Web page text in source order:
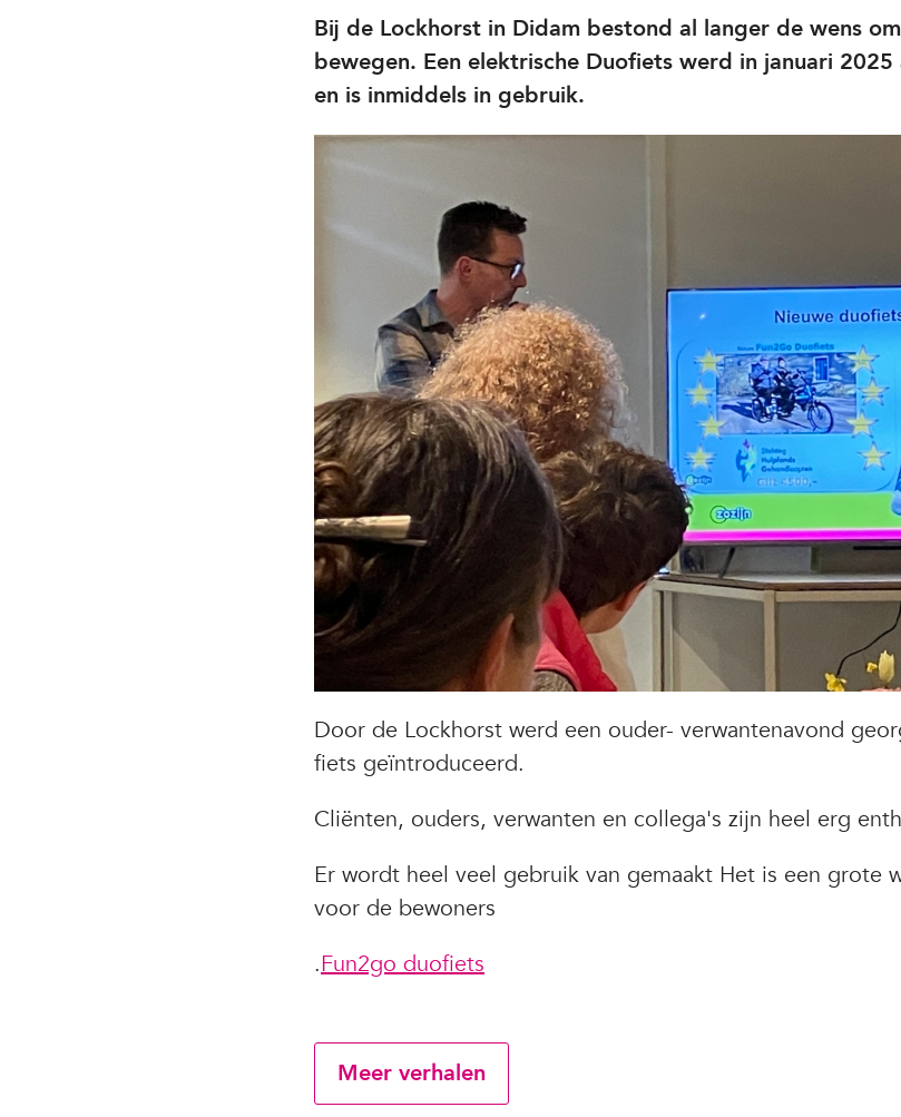
Bij de Lockhorst in Didam bestond al langer de wens
bewegen. Een elektrische Duofiets werd in januari
en is inmiddels in gebruik.
Door de Lockhorst werd een ouder- verwantenavond
fiets geïntroduceerd.
Cliënten, ouders, verwanten en collega's zijn heel erg
Er wordt heel veel gebruik van gemaakt Het is een grote
voor de bewoners
.Fun2go duofiets
Meer verhalen